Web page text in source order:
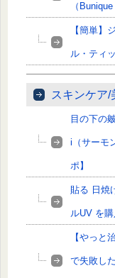
（
【簡単】
ル・ティ
スキンケア/
目の下の
i（サーモ
ポ】
貼る 日焼
ルUV を購
【やっと
で失敗し